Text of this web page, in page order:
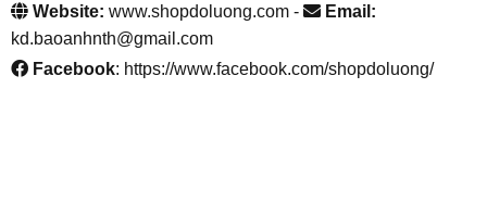
Website: www.shopdoluong.com -
Email:
kd.baoanhnth@gmail.com
Facebook: https://www.facebook.com/shopdoluong/